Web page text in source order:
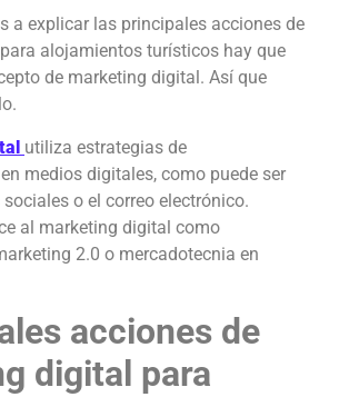
a explicar las principales acciones de
alojamientos turísticos hay que
de marketing digital. Así que
utiliza estrategias de
medios digitales, como puede ser
sociales o el correo electrónico.
al marketing digital como
2.0 o mercadotecnia en
acciones de
digital para